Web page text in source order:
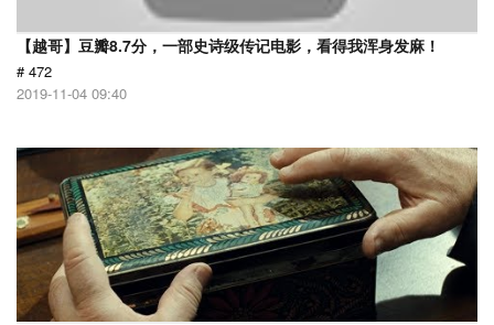
【越哥】豆瓣8.7分，一部史诗级传记电影，看得我浑身发麻！
# 472
2019-11-04 09:40